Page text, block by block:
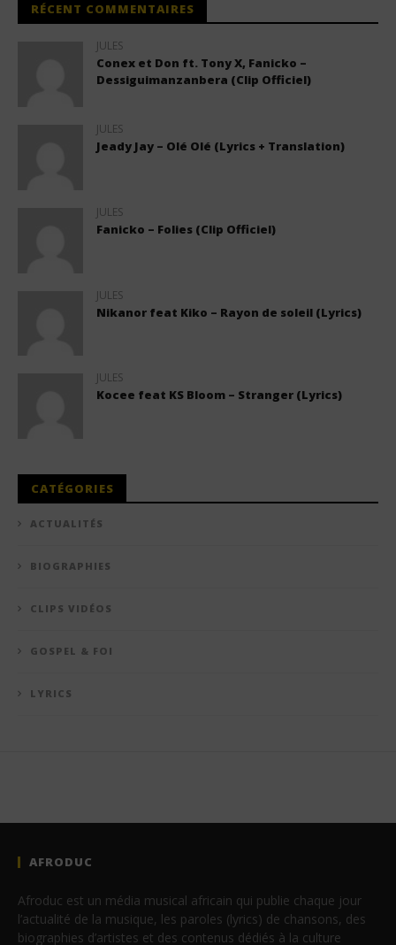
RÉCENT COMMENTAIRES
JULES
Conex et Don ft. Tony X, Fanicko –
Dessiguimanzanbera (Clip Officiel)
JULES
Jeady Jay – Olé Olé (Lyrics + Translation)
JULES
Fanicko – Folies (Clip Officiel)
JULES
Nikanor feat Kiko – Rayon de soleil (Lyrics)
JULES
Kocee feat KS Bloom – Stranger (Lyrics)
CATÉGORIES
ACTUALITÉS
BIOGRAPHIES
CLIPS VIDÉOS
GOSPEL & FOI
LYRICS
AFRODUC
Afroduc est un média musical africain qui publie chaque jour
l’actualité de la musique, les paroles (lyrics) de chansons, des
biographies d’artistes et des contenus dédiés à la culture